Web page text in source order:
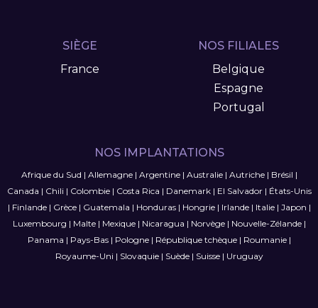
SIÈGE
France
NOS FILIALES
Belgique
Espagne
Portugal
NOS IMPLANTATIONS
Afrique du Sud | Allemagne| Argentine| Australie| Autriche| Brésil |
Canada | Chili | Colombie| Costa Rica | Danemark| El Salvador| États-Unis
| Finlande| Grèce| Guatemala | Honduras| Hongrie| Irlande| Italie| Japon |
Luxembourg | Malte| Mexique| Nicaragua | Norvège| Nouvelle-Zélande|
Panama | Pays-Bas| Pologne| République tchèque| Roumanie|
Royaume-Uni | Slovaquie| Suède| Suisse| Uruguay